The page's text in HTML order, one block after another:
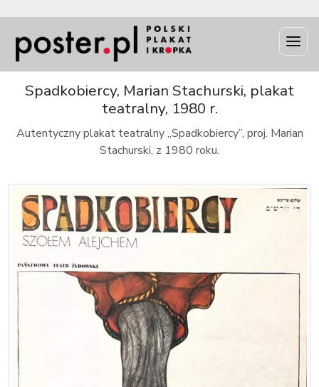
Spadkobiercy, Marian Stachurski, plakat
teatralny, 1980 r.
Autentyczny plakat teatralny „Spadkobiercy”, proj. Marian
Stachurski, z 1980 roku.